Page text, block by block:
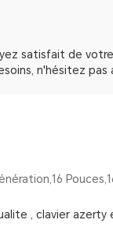
satisfait de
n'hésitez pas
, clavier azerty